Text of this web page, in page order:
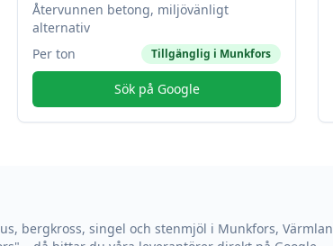
Återvunnen betong, miljövänligt
alternativ
Per ton
Tillgänglig i Munkfors
Sök på Google
bergkross, singel och stenmjöl i Munkfors,